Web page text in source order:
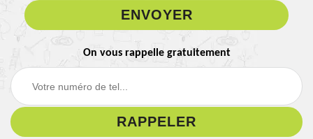
On vous rappelle gratuitement